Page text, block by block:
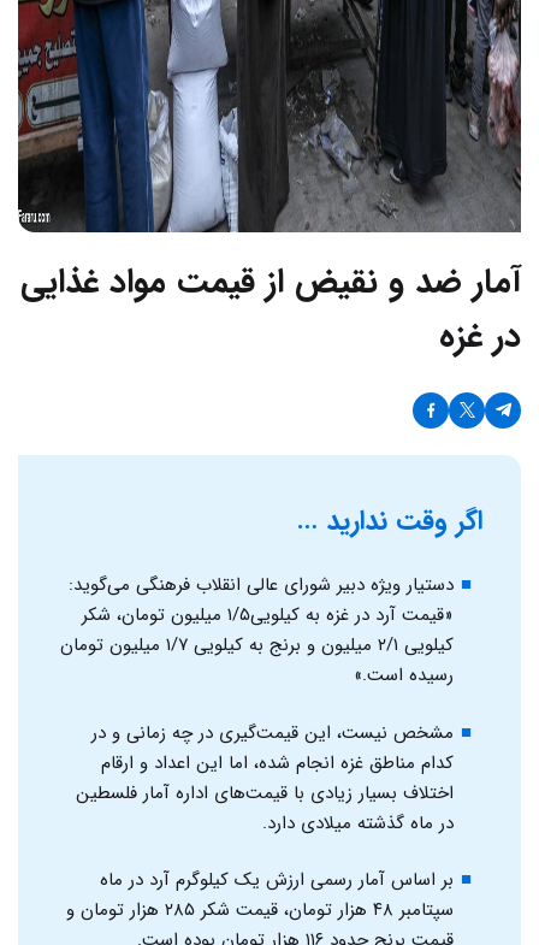
آمار ضد و نقیض از قیمت مواد غذایی
در غزه
اگر وقت ندارید …
دستیار ویژه دبیر شورای عالی انقلاب فرهنگی می‌گوید:
«قیمت آرد در غزه به کیلویی۱/۵ میلیون تومان، شکر
کیلویی ۲/۱ میلیون و برنج به کیلویی ۱/۷ میلیون تومان
رسیده است.»
مشخص نیست، این قیمت‌گیری‌ در چه زمانی و در
کدام مناطق غزه انجام شده، اما این اعداد و ارقام
اختلاف بسیار زیادی با قیمت‌های اداره آمار فلسطین
در ماه گذشته میلادی دارد.
بر اساس آمار رسمی ارزش یک کیلوگرم آرد در ماه
سپتامبر ۴۸ هزار تومان، قیمت شکر ۲۸۵ هزار تومان و